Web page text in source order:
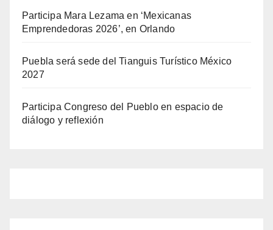
Participa Mara Lezama en ‘Mexicanas
Emprendedoras 2026’, en Orlando
Puebla será sede del Tianguis Turístico México
2027
Participa Congreso del Pueblo en espacio de
diálogo y reflexión